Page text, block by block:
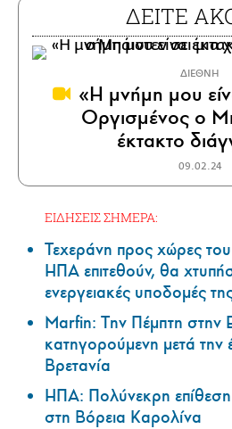
ΔΕΙΤΕ
ΔΙΕΘΝΗ
«Η μνήμη μου
Οργισμένος ο
έκτακτο
09.02.24
ΕΙΔΗΣΕΙΣ ΣΗΜΕΡΑ:
Τεχεράνη προς χώρες
ΗΠΑ επιτεθούν, θα
ενεργειακές υποδομές
Marfin: Την Πέμπτη
κατηγορούμενη μετά
Βρετανία
ΗΠΑ: Πολύνεκρη
στη Βόρεια Καρολίνα